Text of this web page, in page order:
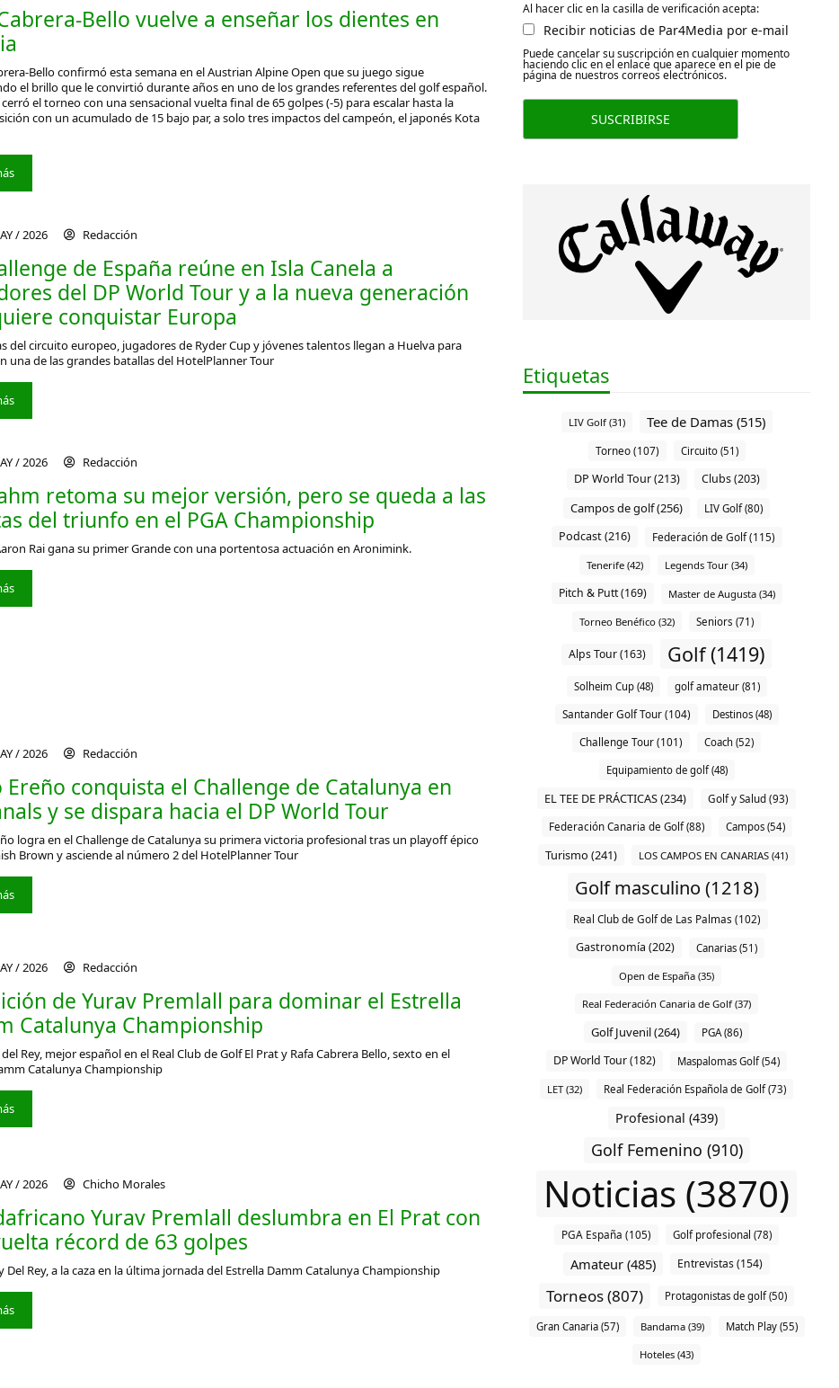
Bello vuelve a enseñar los dientes en
Bello confirmó esta semana en el Austrian Alpine Open que su juego sigue
el brillo que le convirtió durante años en uno de los grandes referentes del golf español.
cerró el torneo con una sensacional vuelta final de 65 golpes (-5) para escalar hasta la
con un acumulado de 15 bajo par, a solo tres impactos del campeón, el japonés Kota
/ 2026 Redacción
de España reúne en Isla Canela a
del DP World Tour y a la nueva generación
conquistar Europa
del circuito europeo, jugadores de Ryder Cup y jóvenes talentos llegan a Huelva para
una de las grandes batallas del HotelPlanner Tour
/ 2026 Redacción
retoma su mejor versión, pero se queda a las
del triunfo en el PGA Championship
Rai gana su primer Grande con una portentosa actuación en Aronimink.
/ 2026 Redacción
Ereño conquista el Challenge de Catalunya en
y se dispara hacia el DP World Tour
logra en el Challenge de Catalunya su primera victoria profesional tras un playoff épico
Brown y asciende al número 2 del HotelPlanner Tour
/ 2026 Redacción
de Yurav Premlall para dominar el Estrella
Catalunya Championship
Rey, mejor español en el Real Club de Golf El Prat y Rafa Cabrera Bello, sexto en el
Catalunya Championship
/ 2026 Chicho Morales
Yurav Premlall deslumbra en El Prat con
récord de 63 golpes
Del Rey, a la caza en la última jornada del Estrella Damm Catalunya Championship
Al hacer clic en la casilla de verificación acepta:
Recibir noticias de Par4Media por e-mail
Puede cancelar su suscripción en cualquier momento
haciendo clic en el enlace que aparece en el pie de
página de nuestros correos electrónicos.
Etiquetas
LIV Golf (31) Tee de Damas (515)
Torneo (107) Circuito (51)
DP World Tour (213) Clubs (203)
Campos de golf (256) LIV Golf (80)
Podcast (216) Federación de Golf (115)
Tenerife (42) Legends Tour (34)
Pitch & Putt (169) Master de Augusta (34)
Torneo Benéfico (32) Seniors (71)
Alps Tour (163) Golf (1419)
Solheim Cup (48) golf amateur (81)
Santander Golf Tour (104) Destinos (48)
Challenge Tour (101) Coach (52)
Equipamiento de golf (48)
EL TEE DE PRÁCTICAS (234) Golf y Salud (93)
Federación Canaria de Golf (88) Campos (54)
Turismo (241) LOS CAMPOS EN CANARIAS (41)
Golf masculino (1218)
Real Club de Golf de Las Palmas (102)
Gastronomía (202) Canarias (51)
Open de España (35)
Real Federación Canaria de Golf (37)
Golf Juvenil (264) PGA (86)
DP World Tour (182) Maspalomas Golf (54)
LET (32) Real Federación Española de Golf (73)
Profesional (439)
Golf Femenino (910)
Noticias (3870)
PGA España (105) Golf profesional (78)
Amateur (485) Entrevistas (154)
Torneos (807) Protagonistas de golf (50)
Gran Canaria (57) Bandama (39) Match Play (55)
Hoteles (43)